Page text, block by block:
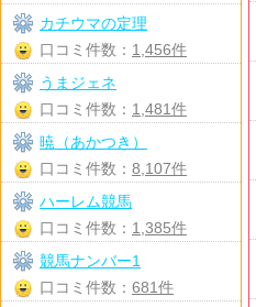
カチウマの定理
口コミ件数： 1,456件
うまジェネ
口コミ件数： 1,481件
暁（あかつき）
口コミ件数： 8,107件
ハーレム競馬
口コミ件数： 1,385件
競馬ナンバー1
口コミ件数： 681件